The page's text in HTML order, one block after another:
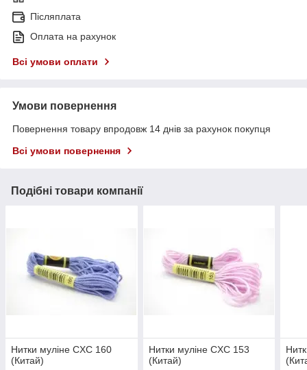
Післяплата
Оплата на рахунок
Всі умови оплати
Умови повернення
Повернення товару впродовж 14 днів за рахунок покупця
Всі умови повернення
Подібні товари компанії
Нитки муліне CXC 160
(Китай)
Нитки муліне CXC 153
(Китай)